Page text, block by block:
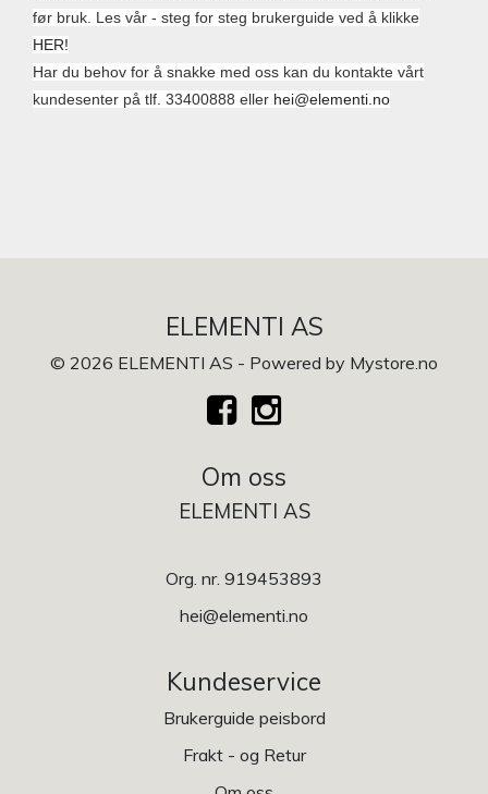
før bruk. Les vår - steg for steg brukerguide ved å klikke
HER!
Har du behov for å snakke med oss kan du kontakte vårt
kundesenter på tlf. 33400888 eller hei@elementi.no
ELEMENTI AS
© 2026 ELEMENTI AS - Powered by Mystore.no
Om oss
ELEMENTI AS
Org. nr. 919453893
hei@elementi.no
Kundeservice
Brukerguide peisbord
Frakt - og Retur